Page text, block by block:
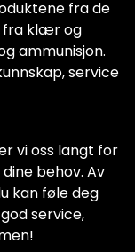
fra de
fra klær og
ammunisjon.
service
vi oss langt for
behov. Av
kan føle deg
service,